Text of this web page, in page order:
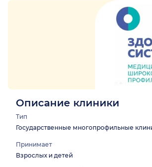
Описание клиники
Тип
Государственные многопрофильные
Принимает
Взрослых и детей